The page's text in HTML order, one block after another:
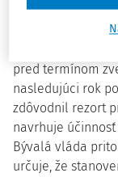
2020 a ktorej
ustanovenia
pred termínom
nasledujúci rok
zdôvodnil rezort
navrhuje účinnosť
Bývalá vláda
určuje, že